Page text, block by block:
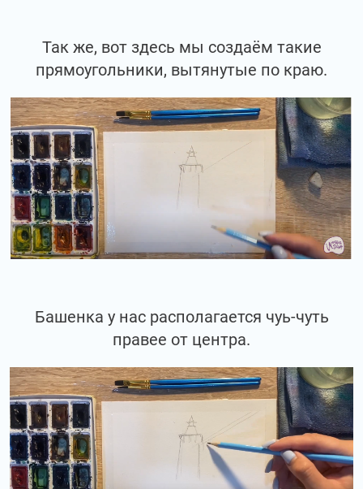
Так же, вот здесь мы создаём такие
прямоугольники, вытянутые по краю.
Башенка у нас располагается чуь-чуть
правее от центра.